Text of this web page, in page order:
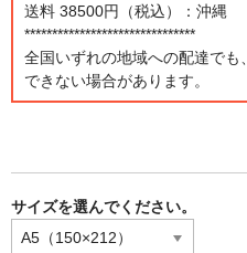
送料 38500円（税込）：沖縄
*******************************
全国いずれの地域への配達で
できない場合があります。
サイズを選んでください。